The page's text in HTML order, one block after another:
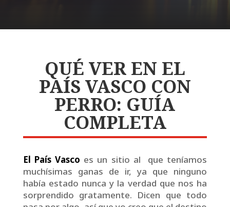
QUÉ VER EN EL
PAÍS VASCO CON
PERRO: GUÍA
COMPLETA
El País Vasco es un sitio al que teníamos
muchísimas ganas de ir, ya que ninguno
había estado nunca y la verdad que nos ha
sorprendido gratamente. Dicen que todo